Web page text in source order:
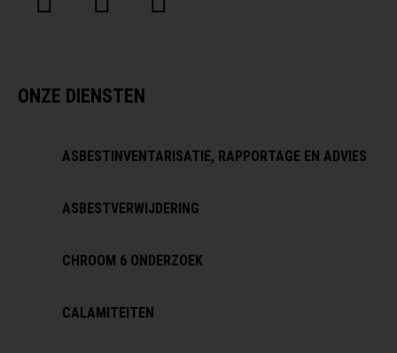
ONZE DIENSTEN
ASBESTINVENTARISATIE, RAPPORTAGE EN ADVIES
ASBESTVERWIJDERING
CHROOM 6 ONDERZOEK
CALAMITEITEN